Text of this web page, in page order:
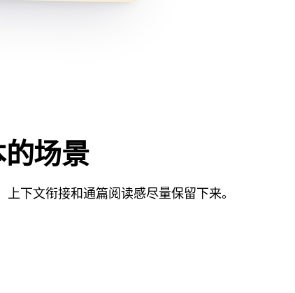
场景
下文衔接和通篇阅读感尽量保留下来。